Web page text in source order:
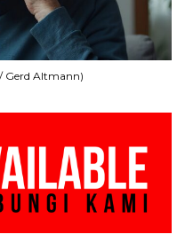
Gerd Altmann)